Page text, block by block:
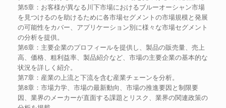
第5章：お客様が異なる川下市場におけるブルーオーシャン市場
を見つけるのを助けるために各市場セグメントの市場規模と発展
の可能性をカバー、アプリケーション別に様々な市場セグメント
の分析を提供。
第6章：主要企業のプロフィールを提供し、製品の販売量、売上
高、価格、粗利益率、製品紹介など、市場の主要企業の基本的な
状況を詳しく紹介。
第7章：産業の上流と下流を含む産業チェーンを分析。
第8章：市場力学、市場の最新動向、市場の推進要因と制限要
因、業界のメーカーが直面する課題とリスク、業界の関連政策の